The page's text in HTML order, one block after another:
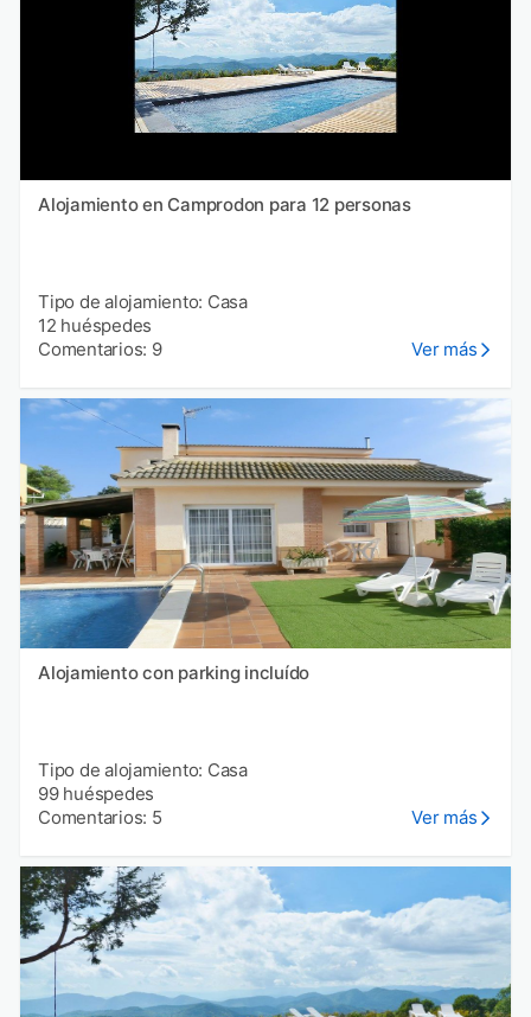
Alojamiento en Camprodon para 12 personas
Tipo de alojamiento: Casa
12 huéspedes
Comentarios: 9
Ver más
Alojamiento con parking incluído
Tipo de alojamiento: Casa
99 huéspedes
Comentarios: 5
Ver más